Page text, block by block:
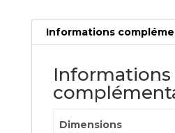
Informations
Informations
Dimensions